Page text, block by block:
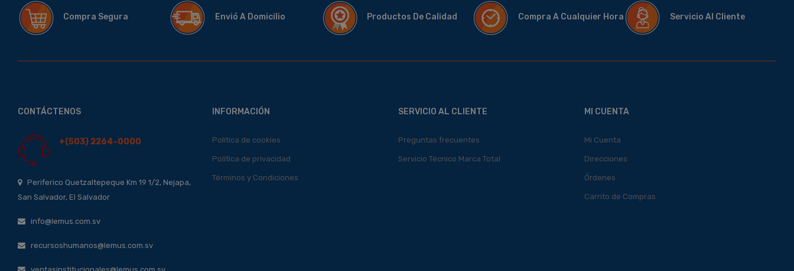
Compra Segura Envió A Domicilio Productos De Calidad Compra A Cualquier Hora Servicio Al Cliente
CONTÁCTENOS
+(503) 2264-0000
Periferico Quetzaltepeque Km 19 1/2, Nejapa,
San Salvador, El Salvador
info@lemus.com.sv
recursoshumanos@lemus.com.sv
INFORMACIÓN
Política de cookies
Política de privacidad
Términos y Condiciones
SERVICIO AL CLIENTE
Preguntas frecuentes
Servicio Técnico Marca Total
MI CUENTA
Mi Cuenta
Direcciones
Órdenes
Carrito de Compras